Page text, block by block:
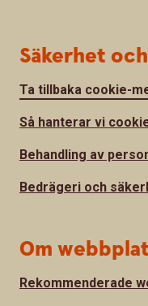
Säkerhet
Ta tillbaka cookie-
Så hanterar vi
Behandling av
Bedrägeri och
Om
Rekommenderade